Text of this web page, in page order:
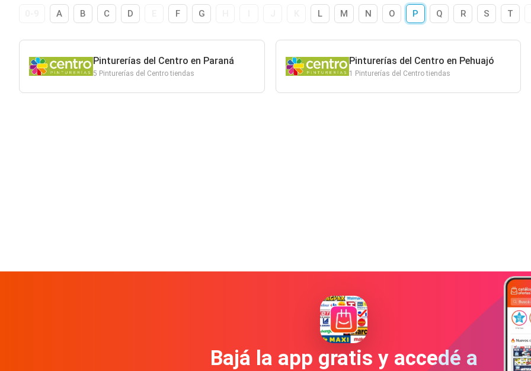
A B C D F G L M N O P Q R S T
Pinturerías del Centro en Paraná
5 Pinturerías del Centro tiendas
Pinturerías del Centro en Pehuajó
1 Pinturerías del Centro tiendas
Bajá la app gratis y accedé a